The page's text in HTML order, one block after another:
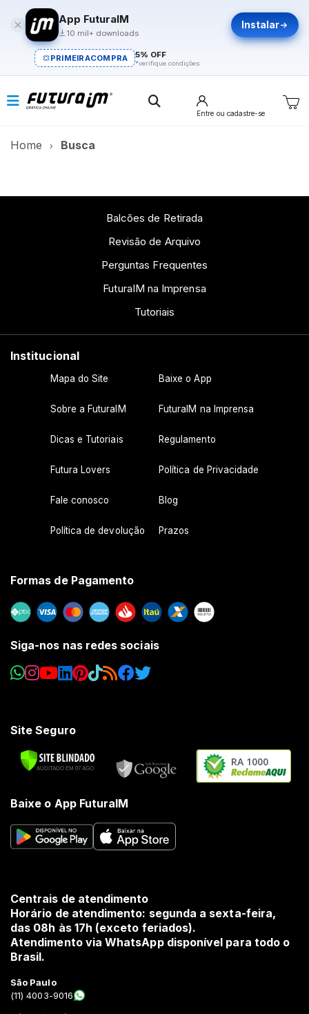
App FuturaIM
10 mil+ downloads
Instalar
PRIMEIRACOMPRA 5% OFF
*verifique condições
Entre ou cadastre-se
Home Busca
Balcões de Retirada
Revisão de Arquivo
Perguntas Frequentes
FuturaIM na Imprensa
Tutoriais
Institucional
Mapa do Site Baixe o App
Sobre a FuturaIM FuturaIM na Imprensa
Dicas e Tutoriais Regulamento
Futura Lovers Política de Privacidade
Fale conosco Blog
Política de devolução Prazos
Formas de Pagamento
Siga-nos nas redes sociais
Site Seguro
RA 1000
Baixe o App FuturaIM
Centrais de atendimento
Horário de atendimento: segunda a sexta-feira,
das 08h às 17h (exceto feriados).
Atendimento via WhatsApp disponível para todo o
Brasil.
São Paulo
(11) 4003-9016